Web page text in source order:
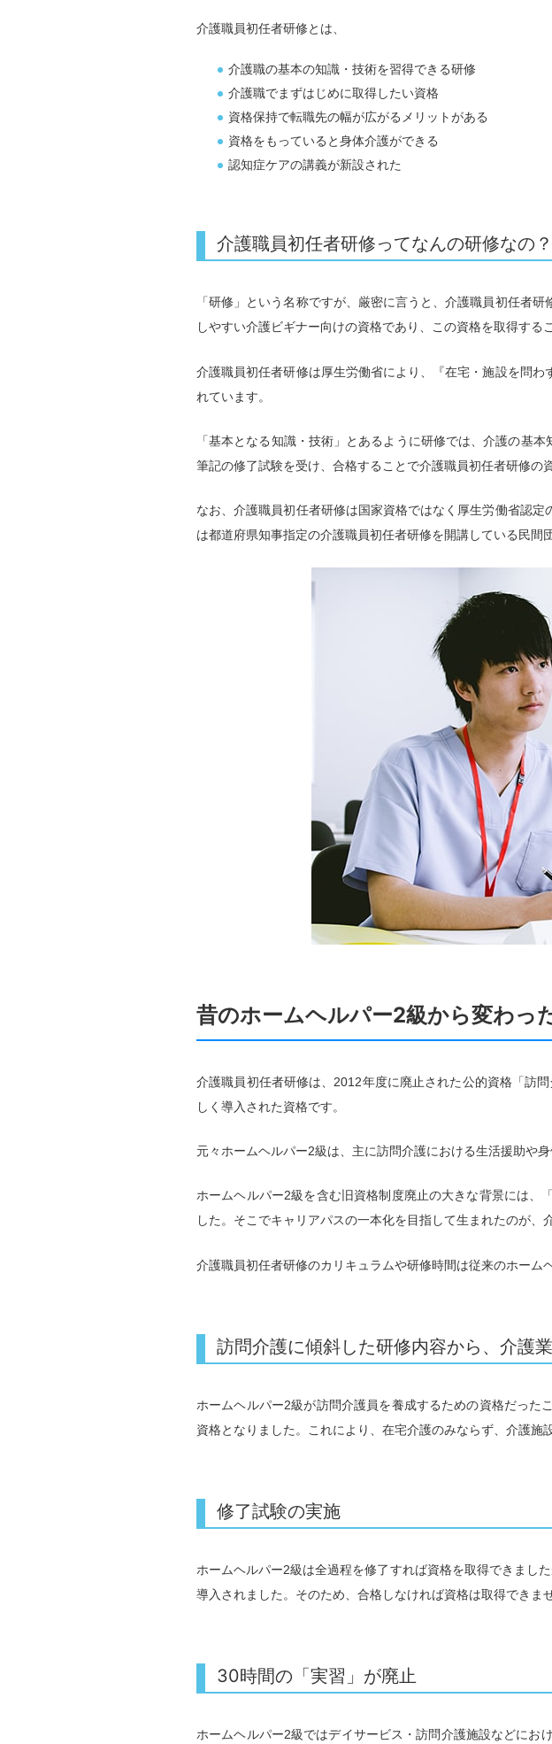
介護職員初任者研修とは、
介護職の基本の知識・技術を習得できる研修
介護職でまずはじめに取得したい資格
資格保持で転職先の幅が広がるメリットがある
資格をもっていると身体介護ができる
認知症ケアの講義が新設された
介護職員初任者研修ってなんの研修なの？
「研修」という名称ですが、厳密に言うと、介護職員初任者
しやすい介護ビギナー向けの資格であり、この資格を取得する
介護職員初任者研修は厚生労働省により、『在宅・施設を問
れています。
「基本となる知識・技術」とあるように研修では、介護の基
筆記の修了試験を受け、合格することで介護職員初任者研修の
なお、介護職員初任者研修は国家資格ではなく厚生労働省認
は都道府県知事指定の介護職員初任者研修を開講している民間
昔のホームヘルパー2級から変わっ
介護職員初任者研修は、2012年度に廃止された公的資格「訪
しく導入された資格です。
元々ホームヘルパー2級は、主に訪問介護における生活援助や
ホームヘルパー2級を含む旧資格制度廃止の大きな背景には、
した。そこでキャリアパスの一本化を目指して生まれたのが、
介護職員初任者研修のカリキュラムや研修時間は従来のホーム
訪問介護に傾斜した研修内容から、介護
ホームヘルパー2級が訪問介護員を養成するための資格だった
資格となりました。これにより、在宅介護のみならず、介護施
修了試験の実施
ホームヘルパー2級は全過程を修了すれば資格を取得できまし
導入されました。そのため、合格しなければ資格は取得できませ
30時間の「実習」が廃止
ホームヘルパー2級ではデイサービス・訪問介護施設などにお